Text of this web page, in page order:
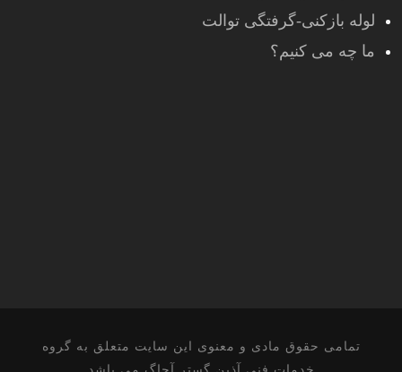
لوله بازکنی-گرفتگی توالت
ما چه می کنیم؟
تمامی حقوق مادی و معنوی این سایت متعلق به گروه